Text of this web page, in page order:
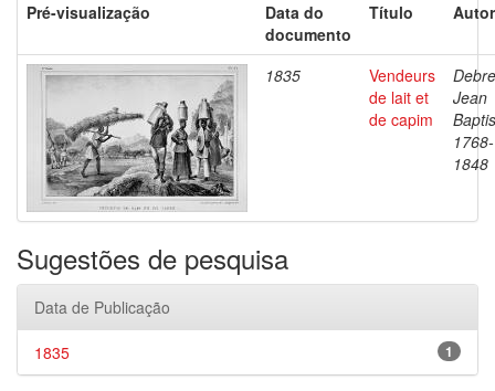
Pré-visualização
Data do
documento
Título
1835
Vendeurs
de lait et
de capim
Jean
1768-
1848
Sugestões de pesquisa
Data de Publicação
1
1835